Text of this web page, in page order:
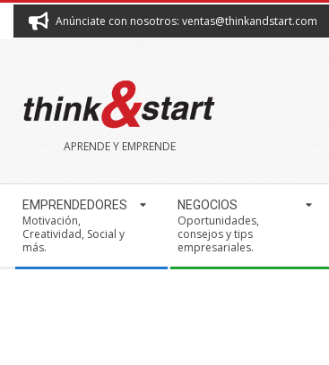
Anúnciate con nosotros: ventas@thinkandstart.com
THINK&START
APRENDE Y EMPRENDE
Navigation
Menu
EMPRENDEDORES
Motivación,
Creatividad, Social y
más.
NEGOCIOS
Oportunidades,
consejos y tips
empresariales.